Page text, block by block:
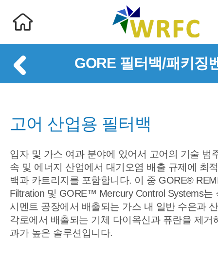
GORE 필터백/패키징
고어 산업용 필터백
입자 및 가스 여과 분야에 있어서 고어의 기술 범
속 및 에너지 산업에서 대기오염 배출 규제에 최
백과 카트리지를 포함합니다. 이 중 GORE®
Filtration 및 GORE™ Mercury Control Systems는
시멘트 공장에서 배출되는 가스 내 일반 수은과
각로에서 배출되는 기체 다이옥신과 퓨란을 제거
과가 높은 솔루션입니다.